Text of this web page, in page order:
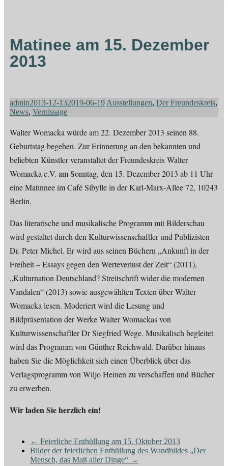
Matinee am 15. Dezember
2013
admin2013-12-132019-06-19 Ausstellungen, Der Freundeskreis,
News, Vernissage
Walter Womacka würde am 22. Dezember 2013 seinen 88.
Geburtstag begehen. Zur Erinnerung an den bekannten und
beliebten Künstler veranstaltet der Freundeskreis Walter
Womacka e.V. am Sonntag, den 15. Dezember 2013 ab 11 Uhr
eine Matinnee im Café Sibylle in der Karl-Marx-Allee 72, 10243
Berlin.
Das literarische und musikalische Programm mit Bilderschau
wird gestaltet durch den Kulturwissenschaftler und Publizisten
Dr. Peter Michel. Er wird aus seinen Büchern „Ankunft in der
Freiheit – Essays gegen den Werteverlust der Zeit“ (2011),
„Kulturnation Deutschland? Streitschrift wider die modernen
Vandalen“ (2013) sowie ausgewählten Texten über Walter
Womacka lesen. Moderiert wird die Lesung und
Bildpräsentation der Werke Walter Womackas von
Kulturwissenschaftler Dr Siegfried Wege. Musikalisch begleitet
wird das Programm von Günther Reichwald. Darüber hinaus
haben Sie die Möglichkeit sich einen Überblick über das
Verlagsprogramm von Wiljo Heinen zu verschaffen und Bücher
zu erwerben.
Wir laden Sie herzlich ein!
← Feierliche Enthüllung am 15. Oktober 2013
Bilder der feierlichen Enthüllung des Wandbildes „Der
Mensch, das Maß aller Dinge“ →